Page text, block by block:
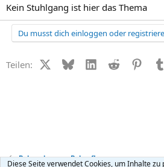
Kein Stuhlgang ist hier das Thema
Du musst dich einloggen oder
Teilen: X (Twitter)
BlueskyLinkedIn
Reddit
Babynahrung + Babypflege
Diese Seite verwendet Cookies, um Inhalte